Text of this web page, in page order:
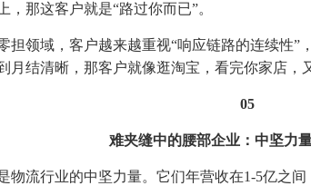
，那这客户就是“路过你而已”。
担领域，客户越来越重视“响应链路的连续性”
月结清晰，那客户就像逛淘宝，看完你家店，
05
难夹缝中的腰部企业：中坚力
物流行业的中坚力量。它们年营收在1-5亿之